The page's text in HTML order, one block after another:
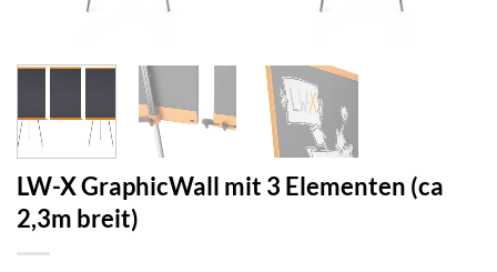
LW-X GraphicWall mit 3 Elementen (ca
2,3m breit)